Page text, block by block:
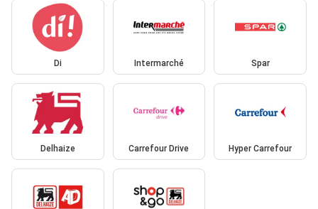
Di Intermarché Spar
Delhaize Carrefour Drive Hyper Carrefour